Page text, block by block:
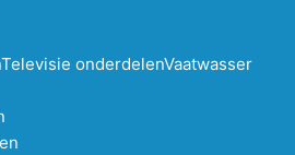
Televisie onderdelenVaatwasser